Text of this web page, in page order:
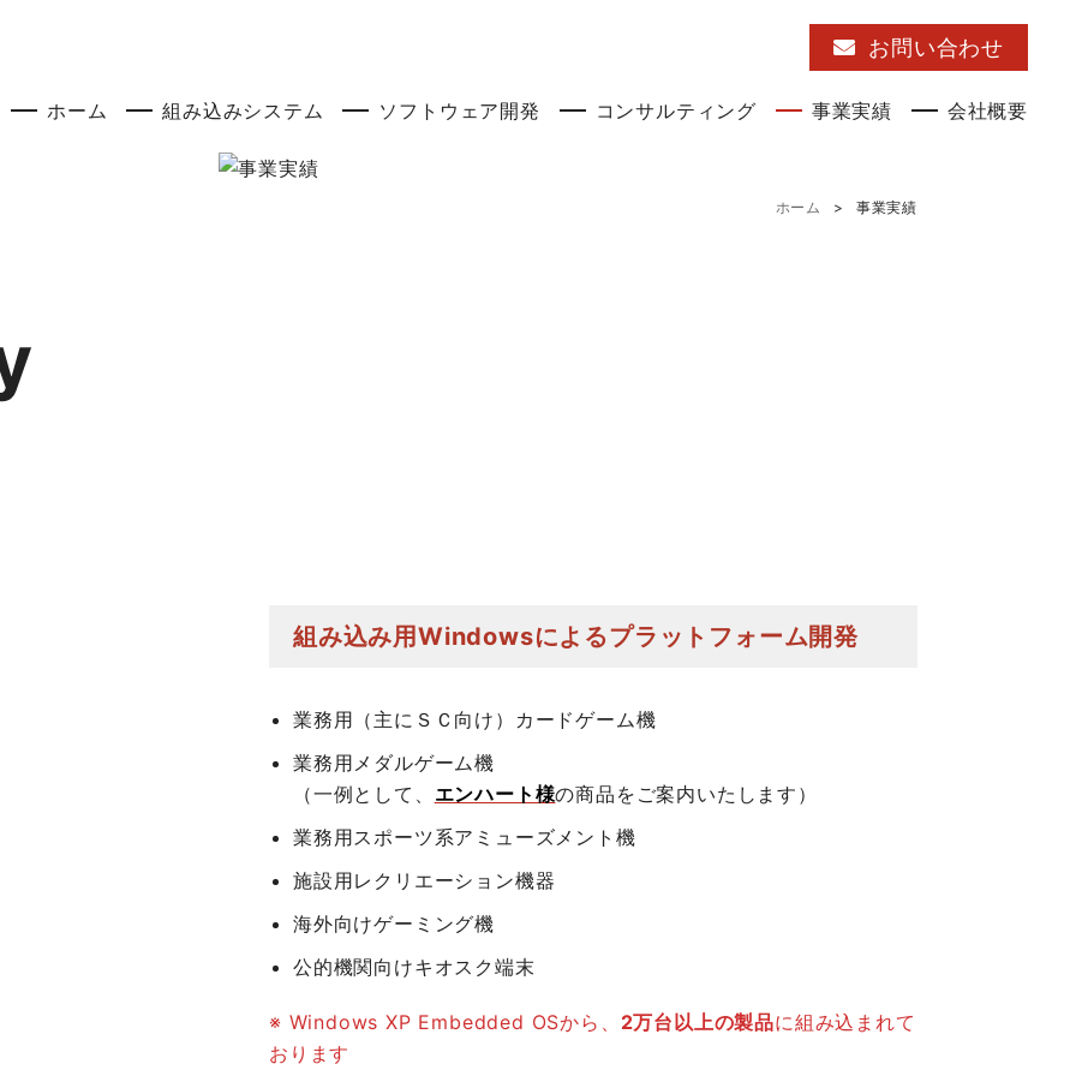
お問い合わせ
ホーム 組み込みシステム ソフトウェア開発 コンサルティング 事業実績 会社概要
ホーム 事業実績
組み込み用Windowsによるプラットフォーム開発
業務用（主にＳＣ向け）カードゲーム機
業務用メダルゲーム機
（一例として、 エンハート様の商品をご案内いたします）
業務用スポーツ系アミューズメント機
施設用レクリエーション機器
海外向けゲーミング機
公的機関向けキオスク端末
※ Windows XP Embedded OSから、 2万台以上の製品に組み込まれて
おります